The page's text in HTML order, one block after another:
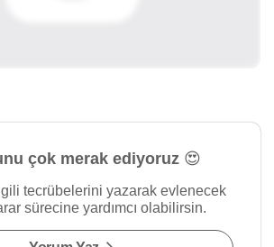
çok merak ediyoruz 😍
tecrübelerini yazarak evlenecek
sürecine yardımcı olabilirsin.